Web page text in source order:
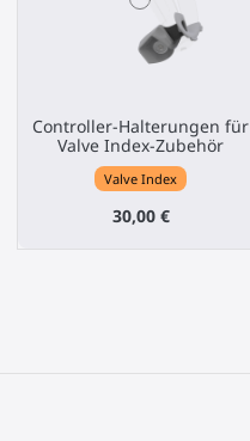
Controller-Halterungen für
Valve Index-Zubehör
Valve Index
30,00 €